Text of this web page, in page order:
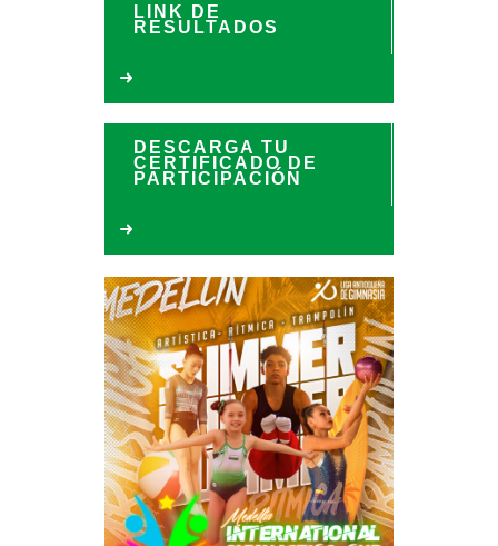
LINK DE
RESULTADOS
DESCARGA TU
CERTIFICADO DE
PARTICIPACIÓN